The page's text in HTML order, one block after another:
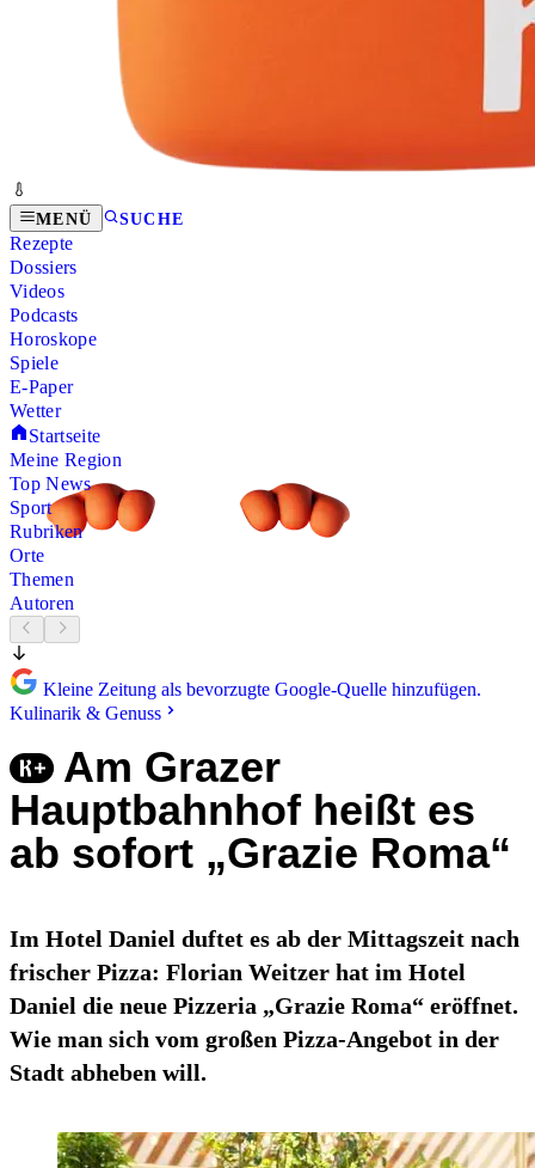
MENÜ SUCHE
Rezepte
Dossiers
Videos
Podcasts
Horoskope
Spiele
E-Paper
Wetter
Startseite
Meine Region
Top News
Sport
Rubriken
Orte
Themen
Autoren
Kleine Zeitung als bevorzugte Google-Quelle hinzufügen.
Kulinarik & Genuss
Am Grazer
Hauptbahnhof heißt es
ab sofort „Grazie Roma“
Im Hotel Daniel duftet es ab der Mittagszeit nach
frischer Pizza: Florian Weitzer hat im Hotel
Daniel die neue Pizzeria „Grazie Roma“ eröffnet.
Wie man sich vom großen Pizza-Angebot in der
Stadt abheben will.